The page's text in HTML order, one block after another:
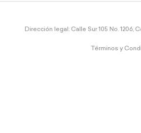
Dirección legal: Calle Sur 105 No.
Términos y